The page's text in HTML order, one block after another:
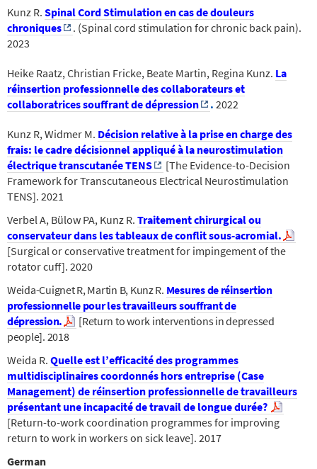
Kunz R. Spinal Cord Stimulation en cas de douleurs
chroniques
. (Spinal cord stimulation for chronic back pain).
2023
Heike Raatz, Christian Fricke, Beate Martin, Regina Kunz. La
réinsertion professionnelle des collaborateurs et
collaboratrices souffrant de dépression
. 2022
Kunz R, Widmer M. Décision relative à la prise en charge des
frais: le cadre décisionnel appliqué à la neurostimulation
électrique transcutanée TENS
[The Evidence-to-Decision
Framework for Transcutaneous Electrical Neurostimulation
TENS]. 2021
Verbel A, Bülow PA, Kunz R. Traitement chirurgical ou
conservateur dans les tableaux de conflit sous-acromial.
[Surgical or conservative treatment for impingement of the
rotator cuff]. 2020
Weida-Cuignet R, Martin B, Kunz R. Mesures de réinsertion
professionnelle pour les travailleurs souffrant de
dépression.
[Return to work interventions in depressed
people]. 2018
Weida R. Quelle est l’efficacité des programmes
multidisciplinaires coordonnés hors entreprise (Case
Management) de réinsertion professionnelle de travailleurs
présentant une incapacité de travail de longue durée?
[Return-to-work coordination programmes for improving
return to work in workers on sick leave]. 2017
German